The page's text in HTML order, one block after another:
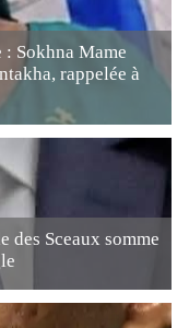
Sokhna Mame
rappelée à
des Sceaux somme